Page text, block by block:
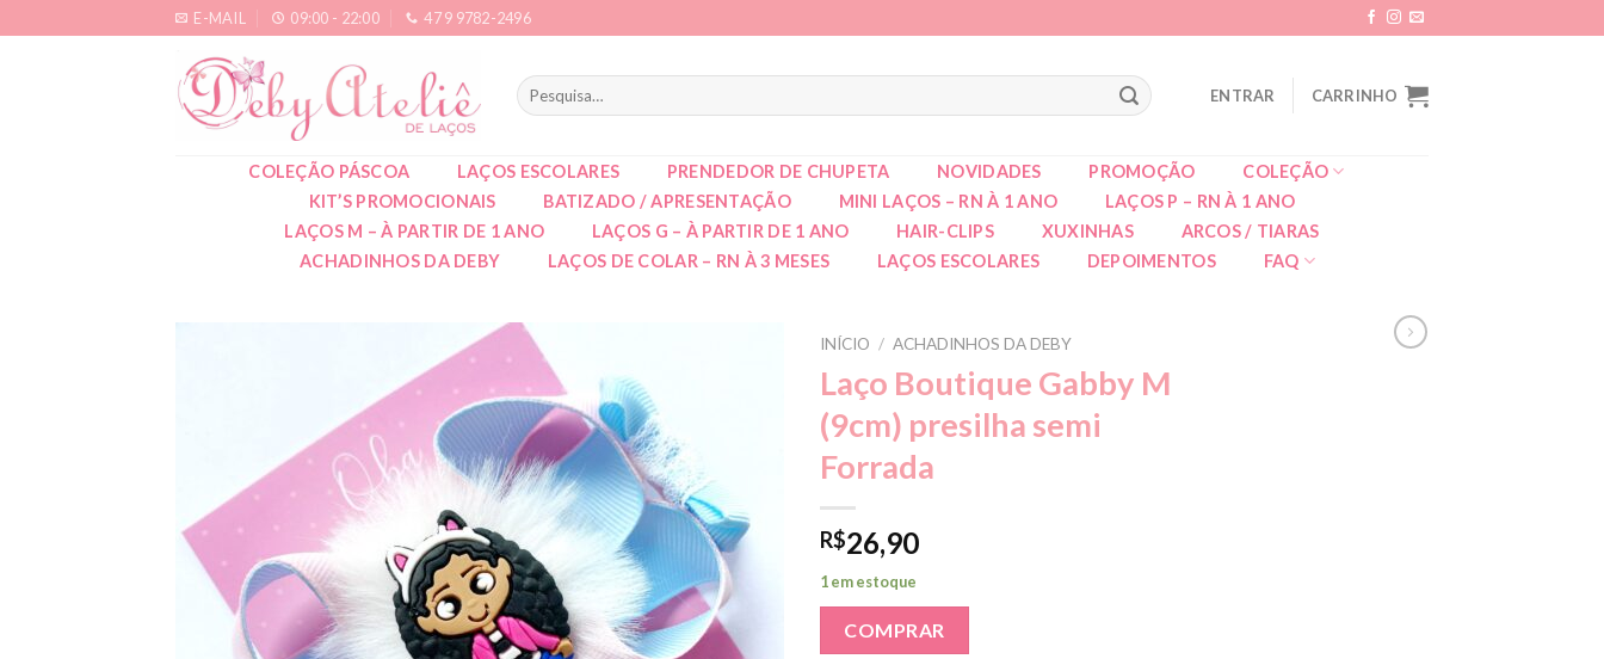
to
E-MAIL 09:00 - 22:00 47 9 9782-2496
Pesquisar
por:
ENTRAR CARRINHO
COLEÇÃO PÁSCOA LAÇOS ESCOLARES PRENDEDOR DE CHUPETA NOVIDADES PROMOÇÃO
COLEÇÃO
KIT’S PROMOCIONAIS
BATIZADO / APRESENTAÇÃO MINI LAÇOS – RN À 1 ANO
LAÇOS P – RN À 1 ANO
LAÇOS M – À PARTIR DE 1 ANO
LAÇOS G – À PARTIR DE 1 ANO HAIR-CLIPS XUXINHAS
ARCOS / TIARAS
ACHADINHOS DA DEBY
LAÇOS DE COLAR – RN À 3 MESES LAÇOS ESCOLARES DEPOIMENTOS FAQ
INÍCIO / ACHADINHOS DA DEBY
Laço Boutique Gabby M
(9cm) presilha semi
Forrada
R$26,90
1 em estoque
COMPRAR